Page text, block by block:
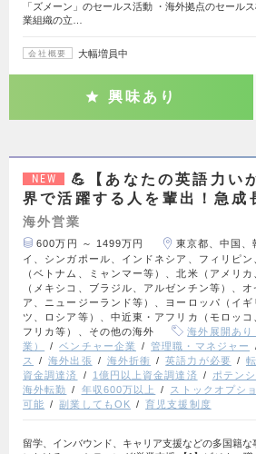
「ズメーン」のセールス活動 ・海外拠点のセール
業組織の立…
会社概要 大幅増員中
興味あり
NEW
💪【あなたの英語力い
界で活躍する人を輩出！急成
海外営業
600万円 ～ 1499万円
東京都、中国、
イ、シンガポール、インドネシア、フィリピ
（ベトナム、ミャンマー等）、北米（アメリ
（メキシコ、ブラジル、アルゼンチン等）、
ア、ニュージーランド等）、ヨーロッパ（イギ
ツ、ロシア等）、中近東・アフリカ（モロッ
フリカ等）、その他の海外
海外展開あり
業）
ベンチャー企業 管理職・マネジャー
ス
海外出張 海外折衝 英語力が必要
資金調達済
1億円以上資金調達済
ポテン
海外転勤
年収600万以上 ストックオプシ
可能
副業してもOK 育児支援制度
留学、インバウンド、キャリア支援などの多国籍な